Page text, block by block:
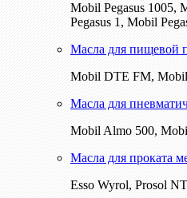
Mobil Pegasus 1005,
Pegasus 1, Mobil
Масла для пищевой
Mobil DTE FM,
Масла для
Mobil Almo 500,
Масла для проката
Esso Wyrol, Prosol